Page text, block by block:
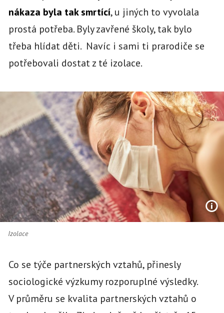
nákaza byla tak smrtící, u jiných to vyvolala
prostá potřeba. Byly zavřené školy, tak bylo
třeba hlídat děti. Navíc i sami ti prarodiče se
potřebovali dostat z té izolace.
Izolace
Co se týče partnerských vztahů, přinesly
sociologické výzkumy rozporuplné výsledky.
V průměru se kvalita partnerských vztahů o